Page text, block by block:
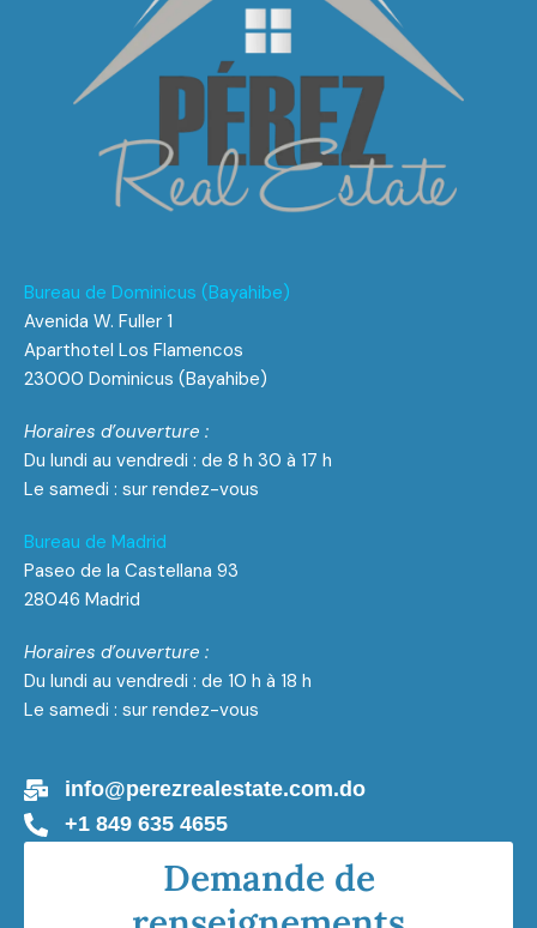
Bureau de Dominicus (Bayahibe)
Avenida W. Fuller 1
Aparthotel Los Flamencos
23000 Dominicus (Bayahibe)
Horaires d’ouverture :
Du lundi au vendredi : de 8 h 30 à 17 h
Le samedi : sur rendez-vous
Bureau de Madrid
Paseo de la Castellana 93
28046 Madrid
Horaires d’ouverture :
Du lundi au vendredi : de 10 h à 18 h
Le samedi : sur rendez-vous
info@perezrealestate.com.do
+1 849 635 4655
Demande de